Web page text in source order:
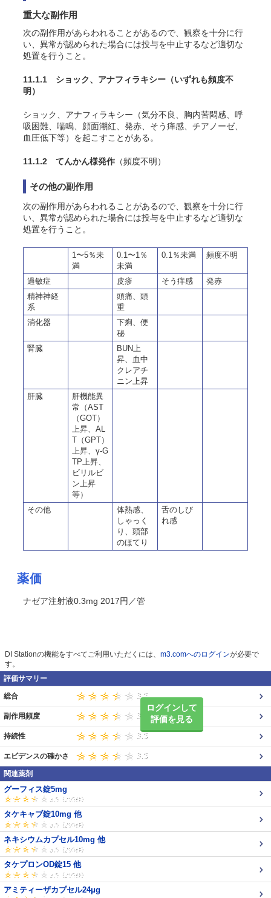
重大な副作用
次の副作用があらわれることがあるので、観察を十分に行
い、異常が認められた場合には投与を中止するなど適切な
処置を行うこと。
11.1.1 ショック、アナフィラキシー （いずれも頻度不
明）
ショック、アナフィラキシー（気分不良、胸内苦悶感、呼
吸困難、喘鳴、顔面潮紅、発赤、そう痒感、チアノーゼ、
血圧低下等）を起こすことがある。
11.1.2 てんかん様発作 （頻度不明）
その他の副作用
次の副作用があらわれることがあるので、観察を十分に行
い、異常が認められた場合には投与を中止するなど適切な
処置を行うこと。
1〜5％未
満
0.1〜1％
未満
0.1％未満 頻度不明
過敏症 皮疹 そう痒感
発赤
精神神経
系
頭痛、頭
重
消化器
下痢、便
秘
腎臓
BUN上
昇、血中
クレアチ
ニン上昇
肝臓
肝機能異
常（AST
（GOT）
上昇、AL
T（GPT）
上昇、γ-G
TP上昇、
ビリルビ
ン上昇
等）
その他
体熱感、
しゃっく
り、頭部
のほてり
舌のしび
れ感
薬価
ナゼア注射液0.3mg 2017円／管
DI Stationの機能をすべてご利用いただくには、 m3.comへのログインが必要で
す。
評価サマリー
ログインして
評価を見る
総合
副作用頻度
持続性
エビデンスの確かさ
関連薬剤
グーフィス錠5mg
タケキャブ錠10mg 他
ネキシウムカプセル10mg 他
タケプロンOD錠15 他
アミティーザカプセル24μg